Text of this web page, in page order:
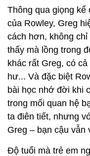
Thông qua giọng kể
của Rowley, Greg
cách hơn, không
thấy mà lồng trong
khác rất Greg, có
hư... Và đặc biệt
bài học nhớ đời khi
trong mối quan hệ
ta điên tiết, nhưng
Greg – bạn cậu vẫn
Độ tuổi mà trẻ em